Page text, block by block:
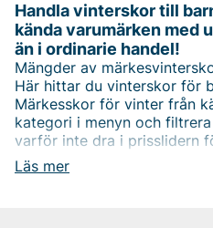
Läs mer
Handla vinterskor till
kända varumärken med
än i ordinarie handel!
Mängder av
Här hittar du vinterskor för
Märkesskor för vinter från
kategori i menyn och
varför inte dra i prisslidern
7000kvm stora butiken i
barnskor från många kända